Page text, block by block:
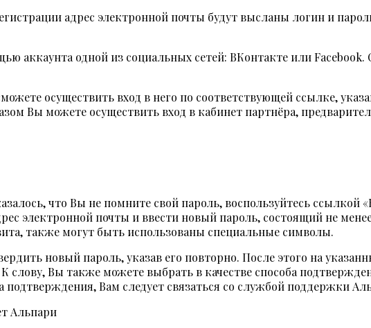
адрес электронной почты будут высланы логин и
аккаунта одной из социальных сетей: ВКонтакте или
осуществить вход в него по соответствующей ссылке,
Вы можете осуществить вход в кабинет партнёра,
что Вы не помните свой пароль, воспользуйтесь ссылкой
электронной почты и ввести новый пароль, состоящий не
также могут быть использованы специальные символы.
новый пароль, указав его повторно. После этого на
Вы также можете выбрать в качестве способа
Вам следует связаться со службой поддержки